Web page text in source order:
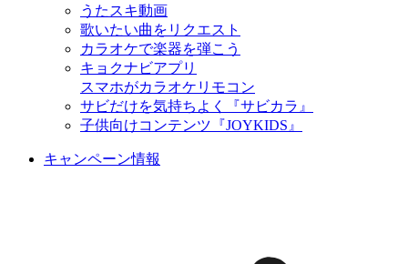
うたスキ動画
歌いたい曲をリクエスト
カラオケで楽器を弾こう
キョクナビアプリ
スマホがカラオケリモコン
サビだけを気持ちよく『サビカラ』
子供向けコンテンツ『JOYKIDS』
キャンペーン情報